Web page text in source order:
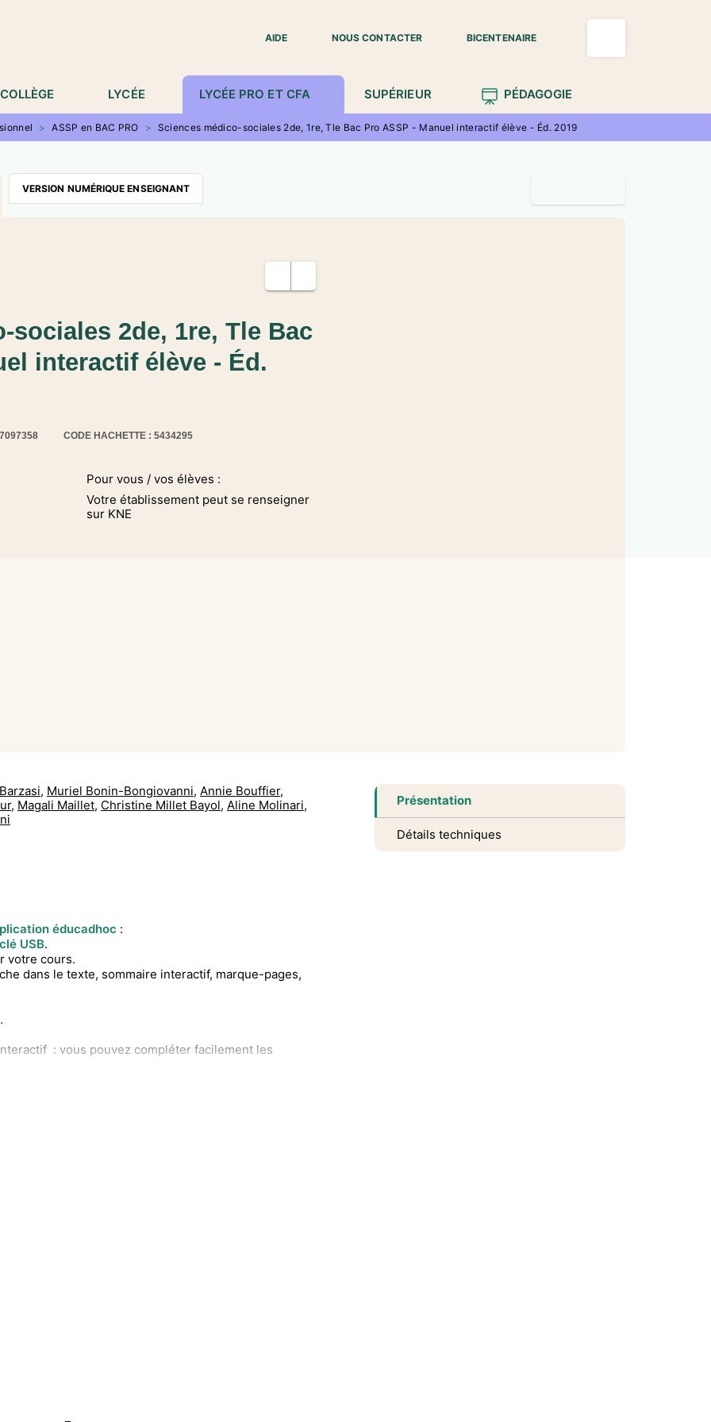
AIDE
NOUS CONTACTER BICENTENAIRE
COLLÈGE LYCÉE LYCÉE PRO ET CFA SUPÉRIEUR PÉDAGOGIE
> ASSP en BAC PRO > Sciences médico-sociales 2de, 1re, Tle Bac Pro ASSP - Manuel interactif élève - Éd. 2019
VERSION NUMÉRIQUE ENSEIGNANT
sociales 2de, 1re, Tle Bac
interactif élève - Éd.
CODE HACHETTE : 5434295
Pour vous / vos élèves :
Votre établissement peut se renseigner
sur KNE
, Muriel Bonin-Bongiovanni, Annie Bouffier,
, Magali Maillet, Christine Millet Bayol, Aline Molinari,
éducadhoc :
clé USB.
votre cours.
dans le texte, sommaire interactif, marque-pages,
.
: vous pouvez compléter facilement les
Présentation
Détails techniques